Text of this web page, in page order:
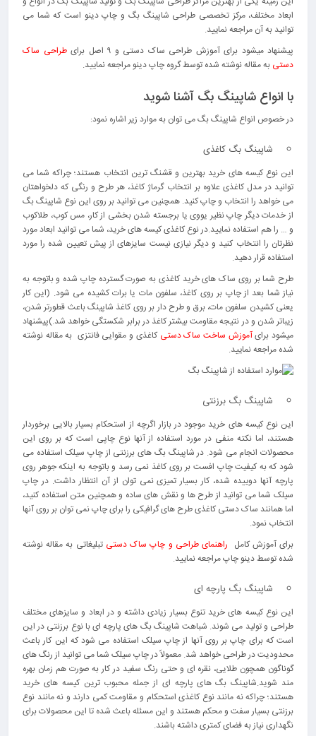
ابعاد مختلف، مرکز تخصصی طراحی شاپینگ بگ و چاپ دینو است که شما می
توانید به آن مراجعه نمایید.
پیشنهاد میشود برای آموزش طراحی ساک دستی و ۹ اصل برای
طراحی ساک
دستی به مقاله نوشته شده توسط گروه چاپ دینو مراجعه نمایید.
با انواع شاپینگ بگ آشنا شوید
در خصوص انواع شاپینگ بگ می توان به موارد زیر اشاره نمود:
شاپینگ بگ کاغذی
این نوع کیسه های خرید بهترین و قشنگ ترین انتخاب هستند؛ چراکه شما می
توانید در مدل کاغذی علاوه بر انتخاب گرماژ کاغذ، هر طرح و رنگی که دلخواهتان
می خواهد را انتخاب و چاپ کنید. همچنین می توانید بر روی این نوع شاپینگ بگ
از خدمات دیگر چاپ نظیر یووی یا برجسته شدن بخشی از کار، مس کوب، طلاکوب
و … را هم استفاده نمایید.در نوع کاغذی کیسه های خرید، شما می توانید ابعاد مورد
نظرتان را انتخاب کنید و دیگر نیازی نیست سایزهای از پیش تعیین شده را مورد
استفاده قرار دهید.
طرح شما بر روی ساک های خرید کاغذی به صورت گسترده چاپ شده و باتوجه به
نیاز شما بعد از چاپ بر روی کاغذ، سلفون مات یا برات کشیده می شود. (این کار
یعنی کشیدن سلفون مات، برق و طرح دار بر روی کاغذ شاپینگ باعث قطورتر شدن،
زیباتر شدن و در نتیجه مقاومت بیشتر کاغذ در برابر شکستگی خواهد شد.)پیشنهاد
میشود برایآموزش ساخت ساک دستی کاغذی و مقوایی فانتزی به مقاله نوشته
شده مراجعه نمایید.
شاپینگ بگ برزنتی
این نوع کیسه های خرید موجود در بازار اگرچه از استحکام بسیار بالایی برخوردار
هستند، اما نکته منفی در مورد استفاده از آنها نوع چاپی است که بر روی این
محصولات انجام می شود. در شاپینگ بگ های برزنتی از چاپ سیلک استفاده می
شود که به کیفیت چاپ افست بر روی کاغذ نمی رسد و باتوجه به اینکه جوهر روی
پارچه آنها دوییده شده، کار بسیار تمیزی نمی توان از آن انتظار داشت. در چاپ
سیلک شما می توانید از طرح ها و نقش های ساده و همچنین متن استفاده کنید،
اما همانند ساک دستی کاغذی طرح های گرافیکی را برای چاپ نمی توان بر روی آنها
انتخاب نمود.
برای آموزش کامل راهنمای طراحی و چاپ ساک دستی تبلیغاتی به مقاله نوشته
شده توسط دینو چاپ مراجعه نمایید.
شاپینگ بگ پارچه ای
این نوع کیسه های خرید تنوع بسیار زیادی داشته و در ابعاد و سایزهای مختلف
طراحی و تولید می شوند. شباهت شاپینگ بگ های پارچه ای با نوع برزنتی در این
است که برای چاپ بر روی آنها از چاپ سیلک استفاده می شود که این کار باعث
محدودیت در طراحی خواهد شد. معمولاً در چاپ سیلک شما می توانید از رنگ های
گوناگون همچون طلایی، نقره ای و حتی رنگ سفید در کار به صورت هم زمان بهره
مند شوید.شاپینگ بگ های پارچه ای از جمله محبوب ترین کیسه های خرید
هستند؛ چراکه نه مانند نوع کاغذی استحکام و مقاومت کمی دارند و نه مانند نوع
برزنتی بسیار سفت و محکم هستند و این مسئله باعث شده تا این محصولات برای
نگهداری نیاز به فضای کمتری داشته باشند.